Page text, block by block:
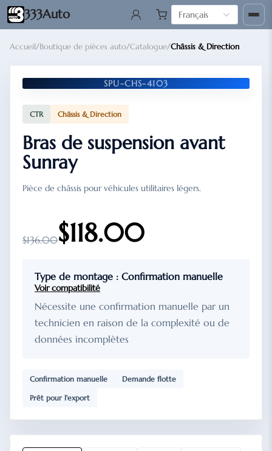
333Auto Français
Accueil/Boutique de pièces auto/Catalogue/Châssis & Direction
SPU-CHS-4103
CTR Châssis & Direction
Bras de suspension avant
Sunray
Pièce de châssis pour véhicules utilitaires légers.
$136.00$118.00
Type de montage : Confirmation manuelle
Voir compatibilité
Nécessite une confirmation manuelle par un
technicien en raison de la complexité ou de
données incomplètes
Confirmation manuelle Demande flotte
Prêt pour l'export